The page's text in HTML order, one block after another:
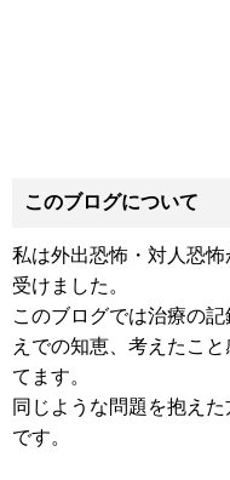
このブログについて
私は外出恐怖・対人恐
受けました。
このブログでは治療の
えでの知恵、考えたこ
てます。
同じような問題を抱え
です。